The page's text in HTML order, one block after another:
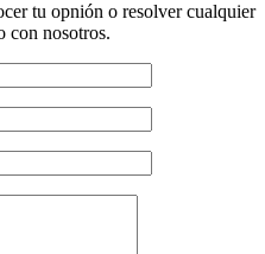
tu opnión o resolver cualquier
con nosotros.